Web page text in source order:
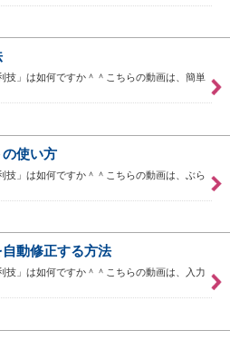
技」は如何ですか＾＾こちらの動画は、簡単
使い方
技」は如何ですか＾＾こちらの動画は、ぶら
動修正する方法
技」は如何ですか＾＾こちらの動画は、入力